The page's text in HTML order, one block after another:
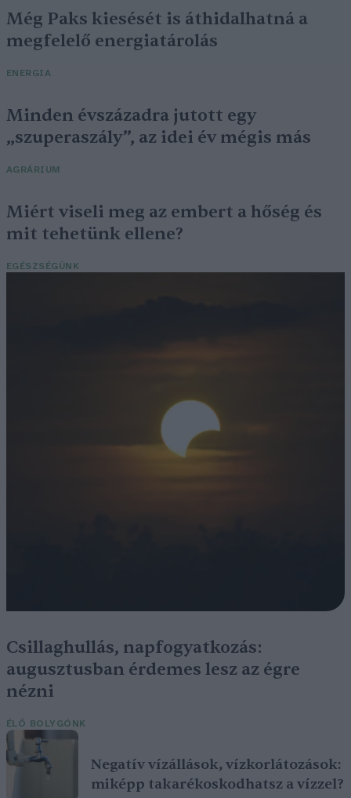
Még Paks kiesését is áthidalhatná a
megfelelő energiatárolás
ENERGIA
Minden évszázadra jutott egy
„szuperaszály”, az idei év mégis más
AGRÁRIUM
Miért viseli meg az embert a hőség és
mit tehetünk ellene?
EGÉSZSÉGÜNK
Csillaghullás, napfogyatkozás:
augusztusban érdemes lesz az égre
nézni
ÉLŐ BOLYGÓNK
Negatív vízállások, vízkorlátozások:
miképp takarékoskodhatsz a vízzel?